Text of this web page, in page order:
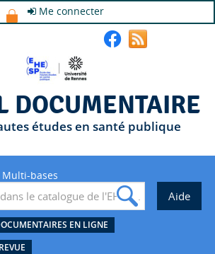
Me connecter
DOCUMENTAIRE
études en santé publique
Multi-bases
EN LIGNE